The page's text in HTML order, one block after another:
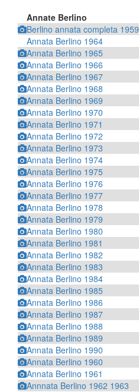
Annate Berlino
Berlino annata completa 1959
Annata Berlino 1964
Annata Berlino 1965
Annata Berlino 1966
Annata Berlino 1967
Annata Berlino 1968
Annata Berlino 1969
Annata Berlino 1970
Annata Berlino 1971
Annata Berlino 1972
Annata Berlino 1973
Annata Berlino 1974
Annata Berlino 1975
Annata Berlino 1976
Annata Berlino 1977
Annata Berlino 1978
Annata Berlino 1979
Annata Berlino 1980
Annata Berlino 1981
Annata Berlino 1982
Annata Berlino 1983
Annata Berlino 1984
Annata Berlino 1985
Annata Berlino 1986
Annata Berlino 1987
Annata Berlino 1988
Annata Berlino 1989
Annata Berlino 1990
Annata Berlino 1960
Annata Berlino 1961
Annnata Berlino 1962 1963